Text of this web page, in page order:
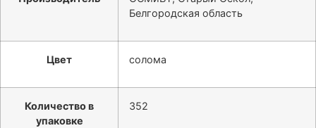
Белгородская область
Цвет солома
Количество в
упаковке
352